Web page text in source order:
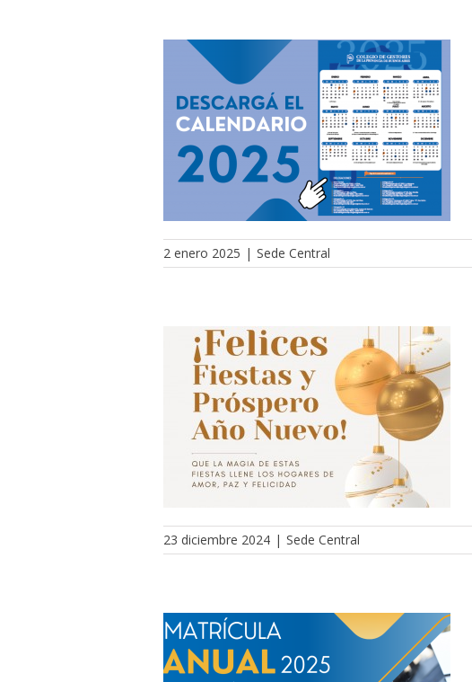
2 enero 2025 | Sede Central
23 diciembre 2024 | Sede Central